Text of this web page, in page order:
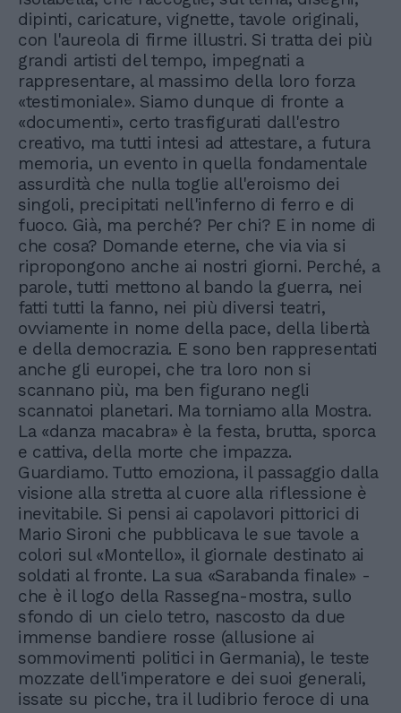
dipinti, caricature, vignette, tavole originali,
con l'aureola di firme illustri. Si tratta dei più
grandi artisti del tempo, impegnati a
rappresentare, al massimo della loro forza
«testimoniale». Siamo dunque di fronte a
«documenti», certo trasfigurati dall'estro
creativo, ma tutti intesi ad attestare, a futura
memoria, un evento in quella fondamentale
assurdità che nulla toglie all'eroismo dei
singoli, precipitati nell'inferno di ferro e di
fuoco. Già, ma perché? Per chi? E in nome di
che cosa? Domande eterne, che via via si
ripropongono anche ai nostri giorni. Perché, a
parole, tutti mettono al bando la guerra, nei
fatti tutti la fanno, nei più diversi teatri,
ovviamente in nome della pace, della libertà
e della democrazia. E sono ben rappresentati
anche gli europei, che tra loro non si
scannano più, ma ben figurano negli
scannatoi planetari. Ma torniamo alla Mostra.
La «danza macabra» è la festa, brutta, sporca
e cattiva, della morte che impazza.
Guardiamo. Tutto emoziona, il passaggio dalla
visione alla stretta al cuore alla riflessione è
inevitabile. Si pensi ai capolavori pittorici di
Mario Sironi che pubblicava le sue tavole a
colori sul «Montello», il giornale destinato ai
soldati al fronte. La sua «Sarabanda finale» -
che è il logo della Rassegna-mostra, sullo
sfondo di un cielo tetro, nascosto da due
immense bandiere rosse (allusione ai
sommovimenti politici in Germania), le teste
mozzate dell'imperatore e dei suoi generali,
issate su picche, tra il ludibrio feroce di una